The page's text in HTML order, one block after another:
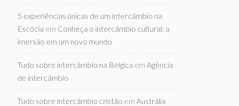
5 experiências únicas de um intercâmbio na
Escócia em Conheça o intercâmbio cultural: a
imersão em um novo mundo
Tudo sobre intercâmbio na Bélgica em Agência
de intercâmbio
Tudo sobre intercâmbio cristão em Austrália